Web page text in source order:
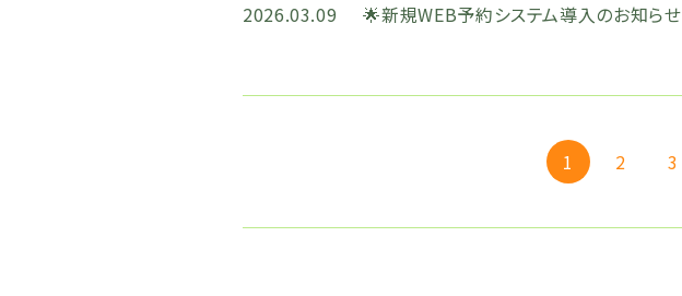
2026.03.09
🌟新規WEB予約システム導入のお知らせ
1 2 3